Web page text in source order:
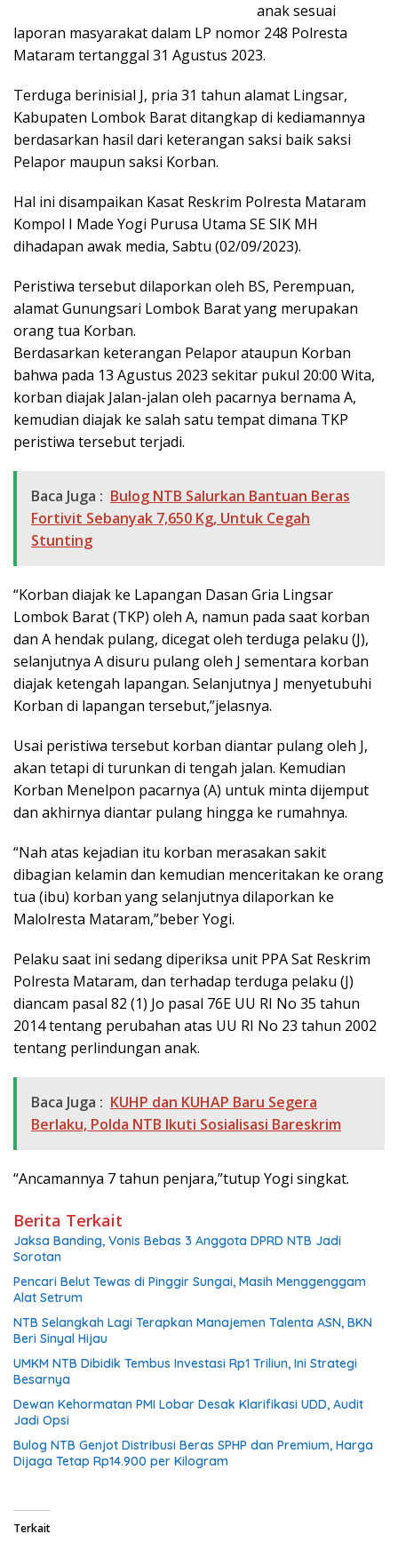
anak sesuai
laporan masyarakat dalam LP nomor 248 Polresta
Mataram tertanggal 31 Agustus 2023.
Terduga berinisial J, pria 31 tahun alamat Lingsar,
Kabupaten Lombok Barat ditangkap di kediamannya
berdasarkan hasil dari keterangan saksi baik saksi
Pelapor maupun saksi Korban.
Hal ini disampaikan Kasat Reskrim Polresta Mataram
Kompol I Made Yogi Purusa Utama SE SIK MH
dihadapan awak media, Sabtu (02/09/2023).
Peristiwa tersebut dilaporkan oleh BS, Perempuan,
alamat Gunungsari Lombok Barat yang merupakan
orang tua Korban.
Berdasarkan keterangan Pelapor ataupun Korban
bahwa pada 13 Agustus 2023 sekitar pukul 20:00 Wita,
korban diajak Jalan-jalan oleh pacarnya bernama A,
kemudian diajak ke salah satu tempat dimana TKP
peristiwa tersebut terjadi.
Baca Juga : Bulog NTB Salurkan Bantuan Beras
Fortivit Sebanyak 7,650 Kg, Untuk Cegah
Stunting
“Korban diajak ke Lapangan Dasan Gria Lingsar
Lombok Barat (TKP) oleh A, namun pada saat korban
dan A hendak pulang, dicegat oleh terduga pelaku (J),
selanjutnya A disuru pulang oleh J sementara korban
diajak ketengah lapangan. Selanjutnya J menyetubuhi
Korban di lapangan tersebut,”jelasnya.
Usai peristiwa tersebut korban diantar pulang oleh J,
akan tetapi di turunkan di tengah jalan. Kemudian
Korban Menelpon pacarnya (A) untuk minta dijemput
dan akhirnya diantar pulang hingga ke rumahnya.
“Nah atas kejadian itu korban merasakan sakit
dibagian kelamin dan kemudian menceritakan ke orang
tua (ibu) korban yang selanjutnya dilaporkan ke
Malolresta Mataram,”beber Yogi.
Pelaku saat ini sedang diperiksa unit PPA Sat Reskrim
Polresta Mataram, dan terhadap terduga pelaku (J)
diancam pasal 82 (1) Jo pasal 76E UU RI No 35 tahun
2014 tentang perubahan atas UU RI No 23 tahun 2002
tentang perlindungan anak.
Baca Juga : KUHP dan KUHAP Baru Segera
Berlaku, Polda NTB Ikuti Sosialisasi Bareskrim
“Ancamannya 7 tahun penjara,”tutup Yogi singkat.
Berita Terkait
Jaksa Banding, Vonis Bebas 3 Anggota DPRD NTB Jadi
Sorotan
Pencari Belut Tewas di Pinggir Sungai, Masih Menggenggam
Alat Setrum
NTB Selangkah Lagi Terapkan Manajemen Talenta ASN, BKN
Beri Sinyal Hijau
UMKM NTB Dibidik Tembus Investasi Rp1 Triliun, Ini Strategi
Besarnya
Dewan Kehormatan PMI Lobar Desak Klarifikasi UDD, Audit
Jadi Opsi
Bulog NTB Genjot Distribusi Beras SPHP dan Premium, Harga
Dijaga Tetap Rp14.900 per Kilogram
Terkait